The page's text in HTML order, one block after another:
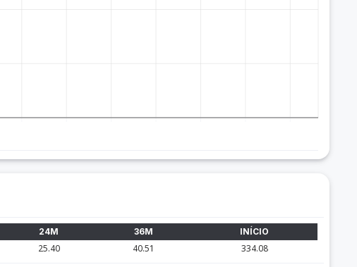
24M 36M INÍCIO
25.40 40.51 334.08